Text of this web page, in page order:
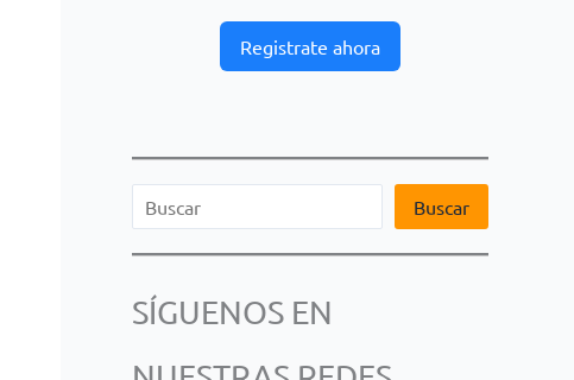
Registrate ahora
c
Buscar
SÍGUENOS EN